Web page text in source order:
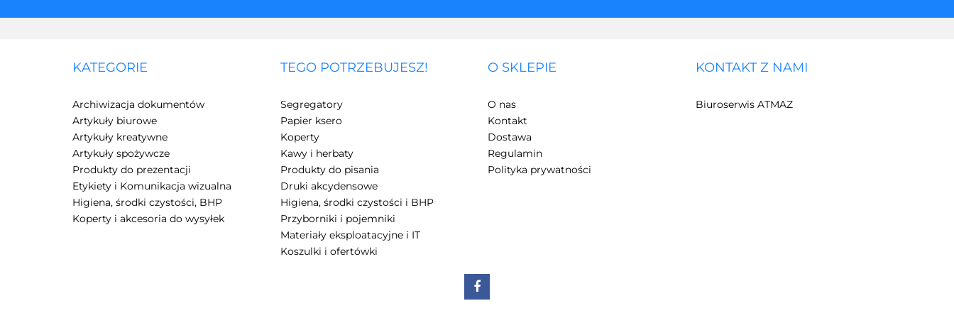
KATEGORIE
Archiwizacja dokumentów
Artykuły biurowe
Artykuły kreatywne
Artykuły spożywcze
Produkty do prezentacji
Etykiety i Komunikacja wizualna
Higiena, środki czystości, BHP
Koperty i akcesoria do wysyłek
TEGO POTRZEBUJESZ!
Segregatory
Papier ksero
Koperty
Kawy i herbaty
Produkty do pisania
Druki akcydensowe
Higiena, środki czystości i BHP
Przyborniki i pojemniki
Materiały eksploatacyjne i IT
Koszulki i ofertówki
O SKLEPIE
O nas
Kontakt
Dostawa
Regulamin
Polityka prywatności
KONTAKT Z NAMI
Biuroserwis ATMAZ